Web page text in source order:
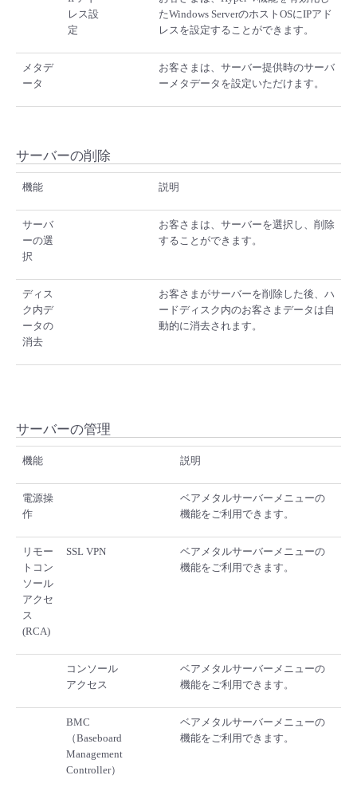
レス設
定
たWindows ServerのホストOSにIPアド
レスを設定することができます。
メタデ
ータ
お客さまは、サーバー提供時のサーバ
ーメタデータを設定いただけます。
サーバーの削除
機能 説明
サーバ
ーの選
択
お客さまは、サーバーを選択し、削除
することができます。
ディス
ク内デ
ータの
消去
お客さまがサーバーを削除した後、ハ
ードディスク内のお客さまデータは自
動的に消去されます。
サーバーの管理
機能 説明
電源操
作
ベアメタルサーバーメニューの
機能をご利用できます。
リモー
トコン
ソール
アクセ
ス
(RCA)
SSL VPN
ベアメタルサーバーメニューの
機能をご利用できます。
コンソール
アクセス
ベアメタルサーバーメニューの
機能をご利用できます。
BMC
（Baseboard
Management
Controller）
ベアメタルサーバーメニューの
機能をご利用できます。